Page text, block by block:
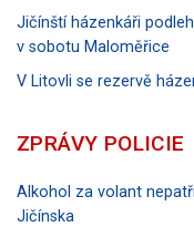
Jičínští házenkáři
v sobotu Maloměřice
V Litovli se rezervě
ZPRÁVY POLICIE
Alkohol za volant
Jičínska